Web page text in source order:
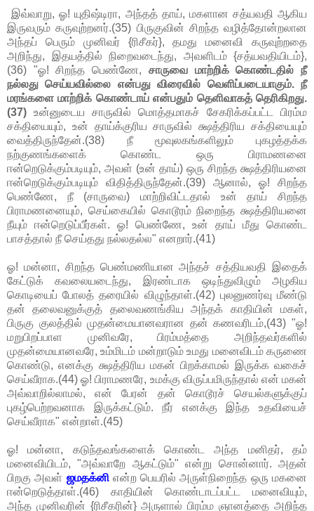
இவ்வாறு, ஓ! யுதிஷ்டிரா, அந்தத் தாய், மகளான சத்யவதி ஆகிய
இருவரும் கருவுற்றனர்.(35) பிருகுவின் சிறந்த வழித்தோன்றலான
அந்தப் பெரும் முனிவர் {ரிசீகர்}, தமது மனைவி கருவுற்றதை
அறிந்து, இதயத்தில் நிறைவடைந்து, அவளிடம் {சத்யவதியிடம்},
(36) "ஓ! சிறந்த பெண்ணே, சாருவை மாற்றிக் கொண்டதில் நீ
நல்லது செய்யவில்லை என்பது விரைவில் வெளிப்படையாகும். நீ
மரங்களை மாற்றிக் கொண்டாய் என்பதும் தெளிவாகத் தெரிகிறது.
(37) உன்னுடைய சாருவில் மொத்தமாகச் சேகரிக்கப்பட்ட பிரம்ம
சக்தியையும், உன் தாய்க்குரிய சாருவில் க்ஷத்திரிய சக்தியையும்
வைத்திருந்தேன்.(38) நீ மூவுலகங்களிலும் புகழத்தக்க
நற்குணங்களைக் கொண்ட ஒரு பிராமணனை
ஈன்றெடுக்கும்படியும், அவள் (உன் தாய்) ஒரு சிறந்த க்ஷத்திரியனை
ஈன்றெடுக்கும்படியும் விதித்திருந்தேன்.(39) ஆனால், ஓ! சிறந்த
பெண்ணே, நீ (சாருவை) மாற்றிவிட்டதால் உன் தாய் சிறந்த
பிராமணனையும், செய்கையில் கொடூரம் நிறைந்த க்ஷத்திரியனை
நீயும் ஈன்றெடுப்பீர்கள். ஓ! பெண்ணே, உன் தாய் மீது கொண்ட
பாசத்தால் நீ செய்தது நல்லதல்ல" எனறார்.(41)
ஓ! மன்னா, சிறந்த பெண்மணியான அந்தச் சத்தியவதி இதைக்
கேட்டுக் கவலையடைந்து, இரண்டாக ஒடிந்துவிழும் அழகிய
கொடியைப் போலத் தரையில் விழுந்தாள்.(42) புலனுணர்வு மீண்டு
தன் தலைவனுக்குத் தலைவணங்கிய அந்தக் காதியின் மகள்,
பிருகு குலத்தில் முதன்மையானவரான தன் கணவரிடம்,(43) "ஓ!
மறுபிறப்பாள முனிவரே, பிரம்மத்தை அறிந்தவர்களில்
முதன்மையானவரே, உம்மிடம் மன்றாடும் உமது மனைவிடம் கருணை
கொண்டு, எனக்கு க்ஷத்திரிய மகன் பிறக்காமல் இருக்க வகைச்
செய்வீராக.(44) ஓ! பிராமணரே, உமக்கு விருப்பமிருந்தால் என் மகன்
அவ்வாறில்லாமல், என் பேரன் தன் கொடூரச் செயல்களுக்குப்
புகழ்பெற்றவனாக இருக்கட்டும். நீர் எனக்கு இந்த உதவியைச்
செய்வீராக" என்றாள்.(45)
ஓ! மன்னா, கடுந்தவங்களைக் கொண்ட அந்த மனிதர், தம்
மனைவியிடம், "அவ்வாறே ஆகட்டும்" என்று சொன்னார். அதன்
பிறகு அவள் ஜமதக்னிஎன்ற பெயரில் அருள்நிறைந்த ஒரு மகனை
ஈன்றெடுத்தாள்.(46) காதியின் கொண்டாடப்பட்ட மனைவியும்,
அந்த முனிவரின் {ரிசீகரின்} அருளால் பிரம்ம ஞானத்தை அறிந்த